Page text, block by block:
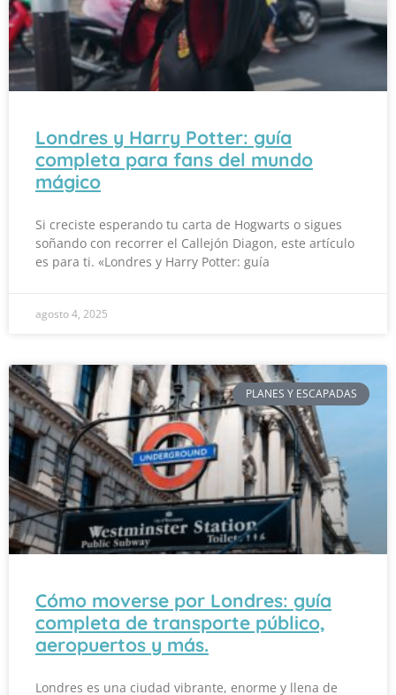
Londres y Harry Potter: guía
completa para fans del mundo
mágico
Si creciste esperando tu carta de Hogwarts o sigues
soñando con recorrer el Callejón Diagon, este artículo
es para ti. «Londres y Harry Potter: guía
agosto 4, 2025
PLANES Y ESCAPADAS
Cómo moverse por Londres: guía
completa de transporte público,
aeropuertos y más.
Londres es una ciudad vibrante, enorme y llena de